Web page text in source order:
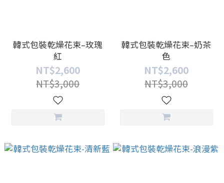
韓式包裝乾燥花束–玫瑰
紅
NT$2,600
NT$3,000
韓式包裝乾燥花束–奶茶
色
NT$2,600
NT$3,000